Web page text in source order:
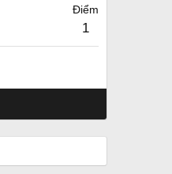
Điểm
1